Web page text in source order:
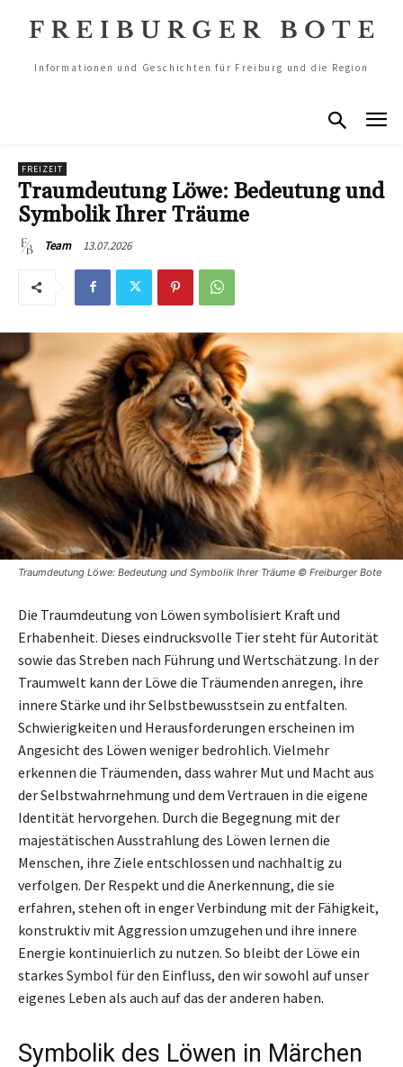
Informationen und Geschichten für Freiburg und die Region
FREIZEIT
Traumdeutung Löwe: Bedeutung und
Symbolik Ihrer Träume
Team 13.07.2026
Traumdeutung Löwe: Bedeutung und Symbolik Ihrer Träume © Freiburger Bote
Die Traumdeutung von Löwen symbolisiert Kraft und
Erhabenheit. Dieses eindrucksvolle Tier steht für Autorität
sowie das Streben nach Führung und Wertschätzung. In der
Traumwelt kann der Löwe die Träumenden anregen, ihre
innere Stärke und ihr Selbstbewusstsein zu entfalten.
Schwierigkeiten und Herausforderungen erscheinen im
Angesicht des Löwen weniger bedrohlich. Vielmehr
erkennen die Träumenden, dass wahrer Mut und Macht aus
der Selbstwahrnehmung und dem Vertrauen in die eigene
Identität hervorgehen. Durch die Begegnung mit der
majestätischen Ausstrahlung des Löwen lernen die
Menschen, ihre Ziele entschlossen und nachhaltig zu
verfolgen. Der Respekt und die Anerkennung, die sie
erfahren, stehen oft in enger Verbindung mit der Fähigkeit,
konstruktiv mit Aggression umzugehen und ihre innere
Energie kontinuierlich zu nutzen. So bleibt der Löwe ein
starkes Symbol für den Einfluss, den wir sowohl auf unser
eigenes Leben als auch auf das der anderen haben.
Symbolik des Löwen in Märchen